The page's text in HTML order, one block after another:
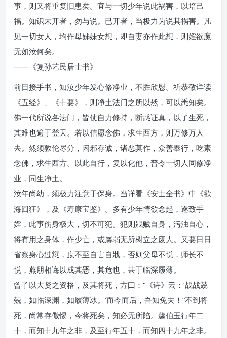
事，则又将重复旧患矣。宜与一切少年说此祸害，以培己
福。知识未开者，勿与说。已开者，当极力为说其祸害。凡
见一切女人，均作母姊妹女想，即自妻亦作此想，则婬欲魔
无如汝何矣。
——《复孙艺民居士书》
前日接手书，知汝少年发心修净业，不胜欣慰。祈恭敬详读
《五经》、《十要》，则净土法门之所以然，可以悉知矣。
佛一代所说各法门，皆仗自力修持，断惑证真，以了生死，
其难也逾于登天。若以信愿念佛，求生西方，则万修万人
去。然须敦伦尽分，闲邪存诚，诸恶莫作，众善奉行，吃素
念佛，求生西方。以此自行，复以化他，普令一切人同修净
业，同生净土。
汝年尚幼，须极力注意于保身。当详看《安士全书》中《欲
海回狂》，及《寿康宝鉴》。多有少年情欲念起，遂致手
婬，此事伤身极大，切不可犯。犯则戕贼自身，污浊自心，
将有用之身体，作少亡，或孱弱无所树立之废人。又要日日
省察身心过愆，庶不至自害自戕，否则父母不悦，师长不
悦，燕朋相诲以成其恶，其危也，甚于临深履薄。
曾子以大贤之资格，及其将死，方曰：“《诗》云：‘战战兢
兢，如临深渊，如履薄冰。’而今而后，吾知免夫！”不到将
死，尚常存儆惕，今将死矣，知必无所陷。蘧伯玉行年二
十，而知十九年之非，及至行年五十，而知四十九年之非。